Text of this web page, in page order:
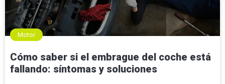
Motor
Cómo saber si el embrague del coche está
fallando: síntomas y soluciones